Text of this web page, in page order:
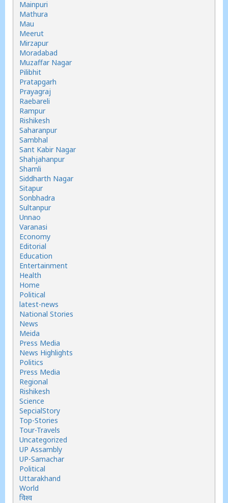
Mainpuri
Mathura
Mau
Meerut
Mirzapur
Moradabad
Muzaffar Nagar
Pilibhit
Pratapgarh
Prayagraj
Raebareli
Rampur
Rishikesh
Saharanpur
Sambhal
Sant Kabir Nagar
Shahjahanpur
Shamli
Siddharth Nagar
Sitapur
Sonbhadra
Sultanpur
Unnao
Varanasi
Economy
Editorial
Education
Entertainment
Health
Home
Political
latest-news
National Stories
News
Meida
Press Media
News Highlights
Politics
Press Media
Regional
Rishikesh
Science
SepcialStory
Top-Stories
Tour-Travels
Uncategorized
UP Assambly
UP-Samachar
Political
Uttarakhand
World
विश्व